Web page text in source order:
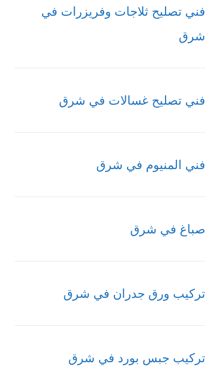
فني تصليح ثلاجات وفريزرات في
شرق
فني تصليح غسالات في شرق
فني المنيوم في شرق
صباغ في شرق
تركيب ورق جدران في شرق
تركيب جبس بورد في شرق